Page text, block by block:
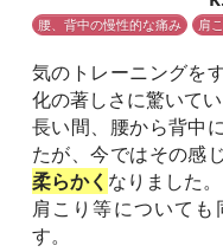
腰、背中の慢性的な痛み 肩
気のトレーニングを
化の著しさに驚いてい
長い間、腰から背中
たが、今ではその感
柔らかく なりました。
肩こり等についても
す。